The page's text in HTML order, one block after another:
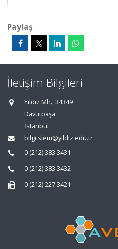
Paylaş
İletişim Bilgileri
Yıldız Mh., 34349
Davutpaşa
İstanbul
bilgiislem@yildiz.edu.tr
0 (212) 383 3431
0 (212) 383 3432
0 (212) 227 3421